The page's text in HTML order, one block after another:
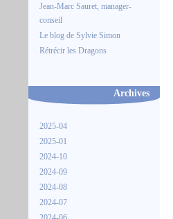
Jean-Marc Sauret, manager-
conseil
Le blog de Sylvie Simon
Rétrécir les Dragons
Archives
2025-04
2025-01
2024-10
2024-09
2024-08
2024-07